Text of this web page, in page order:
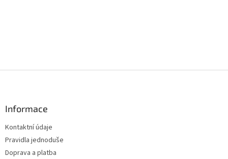
Informace
Kontaktní údaje
Pravidla jednoduše
Doprava a platba